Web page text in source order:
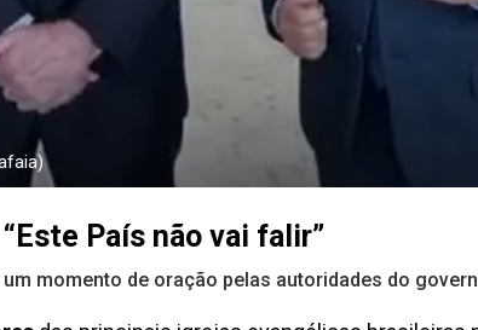
País não vai falir”
momento de oração pelas autoridades do